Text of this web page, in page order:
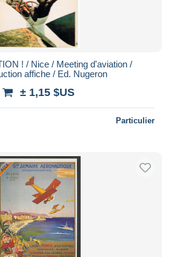
! / Nice / Meeting d'aviation /
affiche / Ed. Nugeron
± 1,15 $US
Particulier